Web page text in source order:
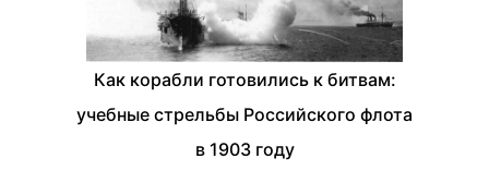
Как корабли готовились к битвам:
учебные стрельбы Российского флота
в 1903 году